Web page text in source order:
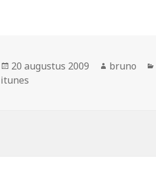
Geplaatst
op
20 augustus 2009 Auteur
bruno
itunes